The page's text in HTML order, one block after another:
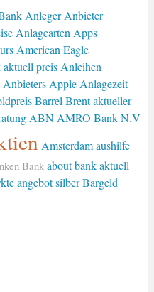
Anleger Anbieter
Anlagearten Apps
American Eagle
aktuell preis Anleihen
Apple Anlagezeit
Barrel Brent aktueller
ABN AMRO Bank N.V
Amsterdam aushilfe
Bank about bank aktuell
angebot silber Bargeld